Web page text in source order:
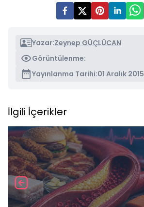
Yazar:Zeynep GÜÇLÜCAN
Görüntülenme:
Yayınlanma Tarihi:01 Aralık 2015
İlgili İçerikler